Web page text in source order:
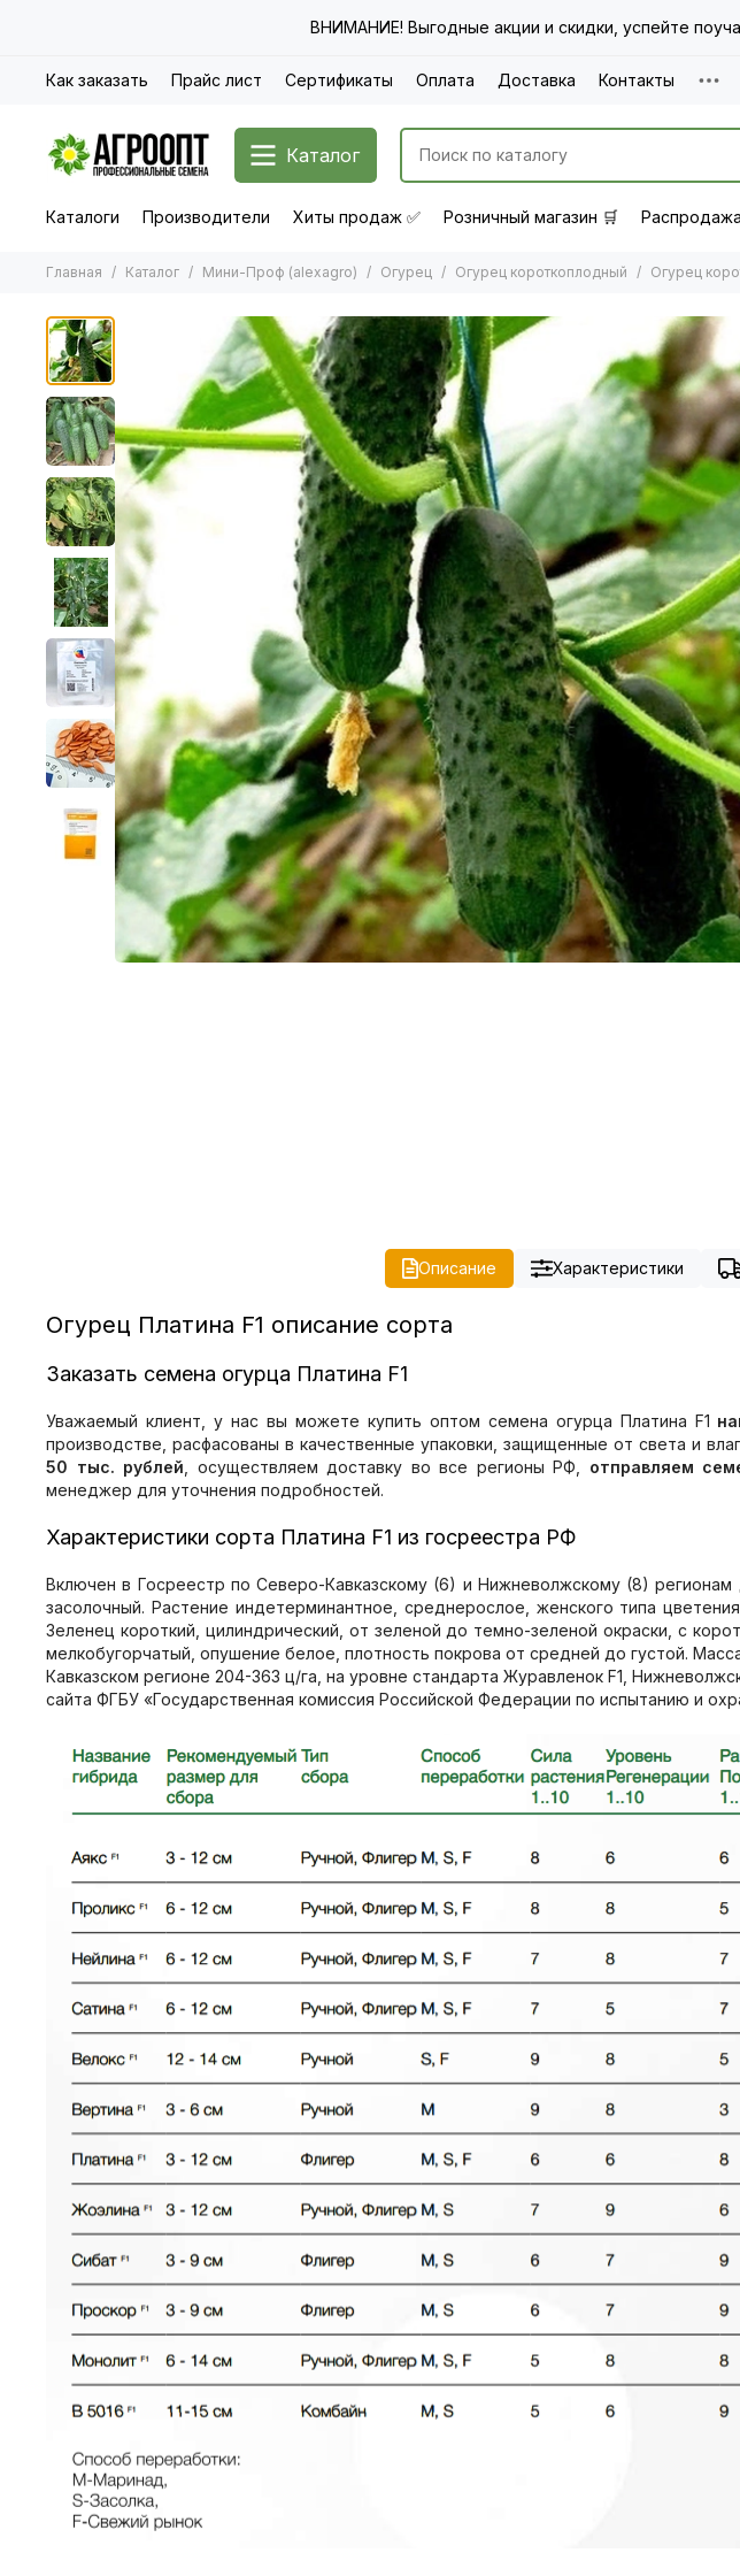
ВНИМАНИЕ! Выгодные акции и скидки, успейте
Как заказать Прайс лист Сертификаты Оплата Доставка Контакты
Каталог
Каталоги Производители Хиты продаж ✅ Розничный магазин 🛒
Главная Каталог Мини-Проф (alexagro) Огурец Огурец короткоплодный Огурец
Описание Характеристики
Огурец Платина F1 описание сорта
Заказать семена огурца Платина F1
Уважаемый клиент, у нас вы можете купить оптом семена огурца Платина F1
производстве, расфасованы в качественные упаковки, защищенные от света и
50 тыс. рублей , осуществляем доставку во все регионы РФ, отправляем
менеджер для уточнения подробностей.
Характеристики сорта Платина F1 из госреестра РФ
Включен в Госреестр по Северо-Кавказскому (6) и Нижневолжскому (8) регионам
засолочный. Растение индетерминантное, среднерослое, женского типа
Зеленец короткий, цилиндрический, от зеленой до темно-зеленой окраски, с
мелкобугорчатый, опушение белое, плотность покрова от средней до густой.
Кавказском регионе 204-363 ц/га, на уровне стандарта Журавленок F1,
сайта ФГБУ «Государственная комиссия Российской Федерации по иcпытанию и